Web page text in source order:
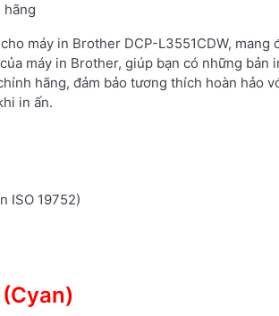
máy in Brother DCP-L3551CDW, mang
máy in Brother, giúp bạn có những bản
hãng, đảm bảo tương thích hoàn hảo
in ấn.
ISO 19752)